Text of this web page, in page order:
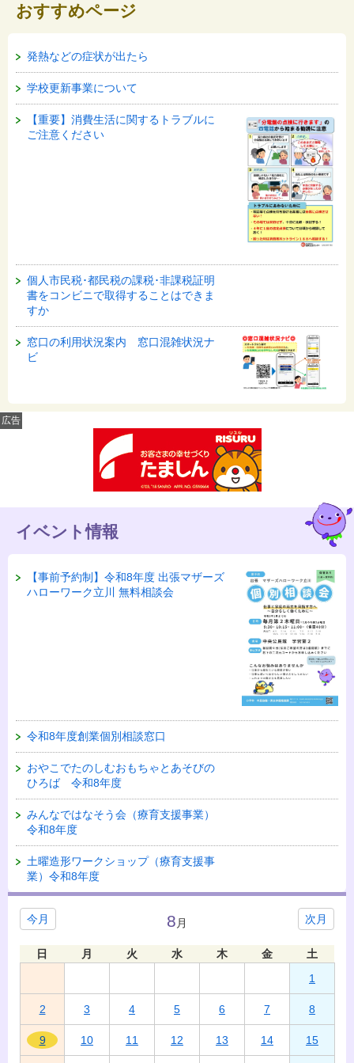
おすすめページ
発熱などの症状が出たら
学校更新事業について
【重要】消費生活に関するトラブルに
ご注意ください
個人市民税･都民税の課税･非課税証明
書をコンビニで取得することはできま
すか
窓口の利用状況案内 窓口混雑状況ナ
ビ
広告
イベント情報
【事前予約制】令和8年度 出張マザーズ
ハローワーク立川 無料相談会
令和8年度創業個別相談窓口
おやこでたのしむおもちゃとあそびの
ひろば 令和8年度
みんなではなそう会（療育支援事業）
令和8年度
土曜造形ワークショップ（療育支援事
業）令和8年度
今月 次月
8 月
日 月 火 水 木 金
土
1
2 3 4 5 6 7 8
9 10 11 12 13 14 15